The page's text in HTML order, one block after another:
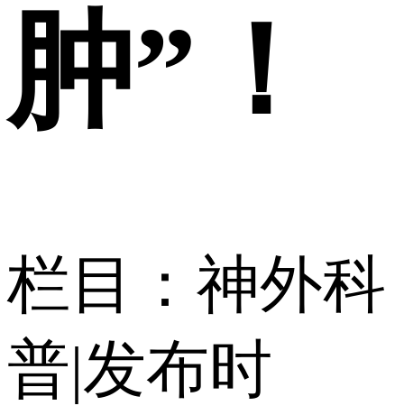
肿”！
栏目：神外科
普|发布时